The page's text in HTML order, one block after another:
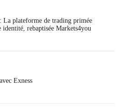
plateforme de trading primée
rebaptisée Markets4you
Exness